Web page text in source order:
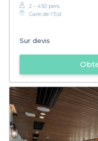
2 - 450 pers.
Gare de l'Est
Sur devis